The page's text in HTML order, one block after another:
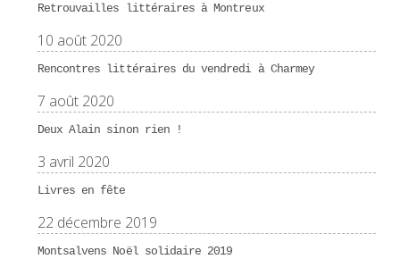
Retrouvailles littéraires à Montreux
10 août 2020
Rencontres littéraires du vendredi à Charmey
7 août 2020
Deux Alain sinon rien !
3 avril 2020
Livres en fête
22 décembre 2019
Montsalvens Noël solidaire 2019